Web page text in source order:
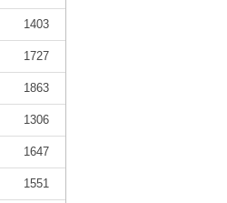
1403
1727
1863
1306
1647
1551